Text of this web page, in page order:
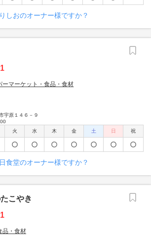
しおのオーナー様ですか？
ーマーケット・食品・食材
宇原１４６－９
火 水 木 金 土 日 祝
食堂のオーナー様ですか？
こやき
品・食材